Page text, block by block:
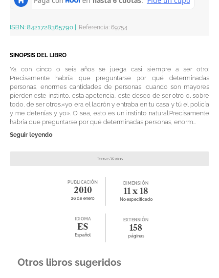
ISBN: 8421728365790 Referencia: 69754
SINOPSIS DEL LIBRO
Ya con cinco o seis años se juega casi siempre a ser otro:
Precisamente habría que preguntarse por qué determinadas
personas, enormes cantidades de personas, cuando son mayores
pierden este instinto, esta apetencia, este deseo de ser otro o, sobre
todo, de ser otros.«yo era el ladrón y entraba en tu casa y tú el policía
y me detenías y yo». O sea, esto es un instinto natural.Precisamente
habría que preguntarse por qué determinadas personas, enorm...
Seguir leyendo
Temas Varios
PUBLICACIÓN
2010
26 de enero
DIMENSIÓN
11 x 18
No especificado
IDIOMA
ES
Español
EXTENSIÓN
158
páginas
Otros libros sugeridos